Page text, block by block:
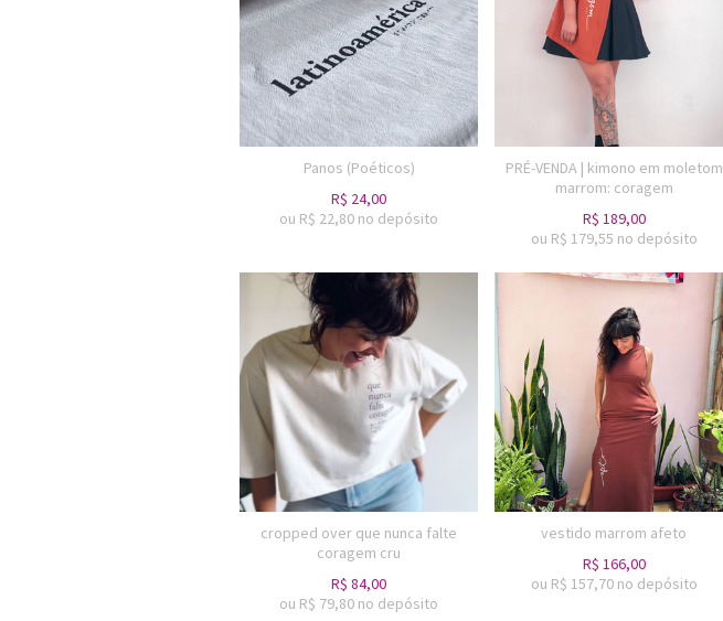
Panos (Poéticos)
R$ 24,00
ou R$ 22,80 no depósito
PRÉ-VENDA | kimono em moletom
marrom: coragem
R$ 189,00
ou R$ 179,55 no depósito
cropped over que nunca falte
coragem cru
R$ 84,00
ou R$ 79,80 no depósito
vestido marrom afeto
R$ 166,00
ou R$ 157,70 no depósito